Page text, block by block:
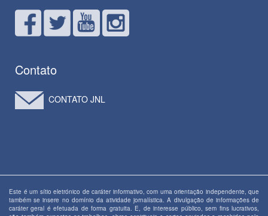
Contato
CONTATO JNL
Este é um sítio eletrónico de caráter informativo, com uma orientação independente, que
também se insere no domínio da atividade jornalística. A divulgação de informações de
caráter geral é efetuada de forma gratuita. E, de interesse público, sem fins lucrativos,